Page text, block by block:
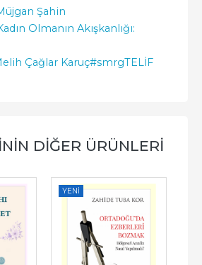
Şahin
Olmanın Akışkanlığı:
Çağlar Karuç#smrgTELİF
DIĞER ÜRÜNLERI
YENI